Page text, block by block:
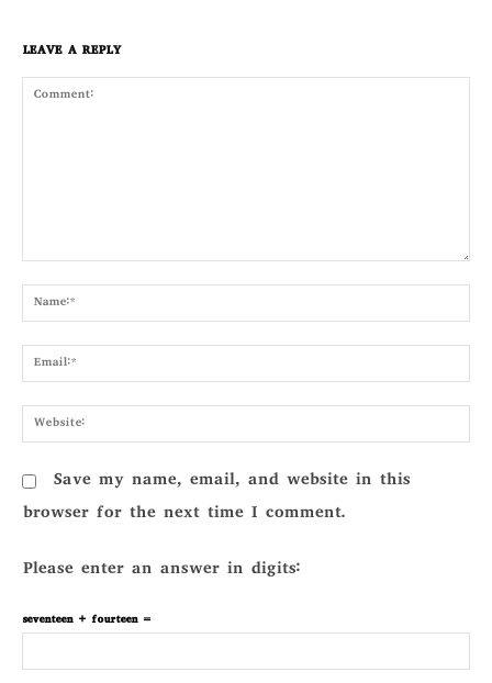
LEAVE A REPLY
Save my name, email, and website in this
browser for the next time I comment.
Please enter an answer in digits:
seventeen + fourteen =